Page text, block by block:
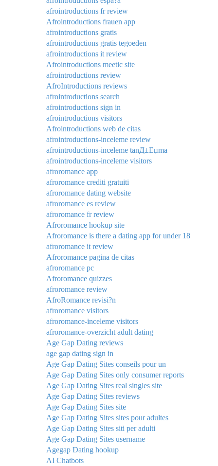
afrointroductions fr review
Afrointroductions frauen app
afrointroductions gratis
afrointroductions gratis tegoeden
afrointroductions it review
Afrointroductions meetic site
afrointroductions review
AfroIntroductions reviews
afrointroductions search
afrointroductions sign in
afrointroductions visitors
Afrointroductions web de citas
afrointroductions-inceleme review
afrointroductions-inceleme tanД±Еџma
afrointroductions-inceleme visitors
afroromance app
afroromance crediti gratuiti
afroromance dating website
afroromance es review
afroromance fr review
Afroromance hookup site
Afroromance is there a dating app for under 18
afroromance it review
Afroromance pagina de citas
afroromance pc
Afroromance quizzes
afroromance review
AfroRomance revisi?n
afroromance visitors
afroromance-inceleme visitors
afroromance-overzicht adult dating
Age Gap Dating reviews
age gap dating sign in
Age Gap Dating Sites conseils pour un
Age Gap Dating Sites only consumer reports
Age Gap Dating Sites real singles site
Age Gap Dating Sites reviews
Age Gap Dating Sites site
Age Gap Dating Sites sites pour adultes
Age Gap Dating Sites siti per adulti
Age Gap Dating Sites username
Agegap Dating hookup
AI Chatbots